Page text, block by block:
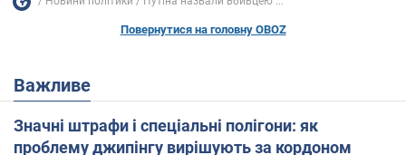
Повернутися на головну OBOZ
Важливе
Значні штрафи і спеціальні полігони: як
проблему джипінгу вирішують за кордоном